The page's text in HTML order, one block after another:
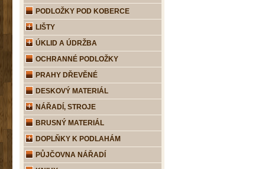
PODLOŽKY POD KOBERCE
LIŠTY
ÚKLID A ÚDRŽBA
OCHRANNÉ PODLOŽKY
PRAHY DŘEVĚNÉ
DESKOVÝ MATERIÁL
NÁŘADÍ, STROJE
BRUSNÝ MATERIÁL
DOPLŇKY K PODLAHÁM
PŮJČOVNA NÁŘADÍ